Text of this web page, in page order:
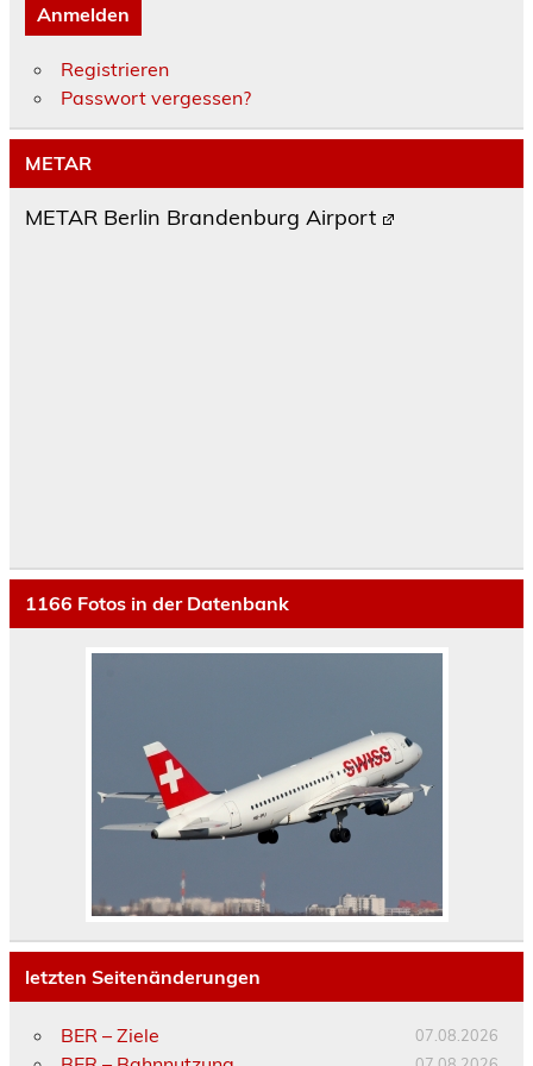
Anmelden
Registrieren
Passwort vergessen?
METAR
METAR Berlin Brandenburg Airport
1166 Fotos in der Datenbank
letzten Seitenänderungen
BER – Ziele 07.08.2026